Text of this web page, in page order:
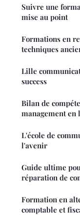
Suivre une
mise au point
Formations en
techniques
Lille
success
Bilan de
management en
L'école de
l'avenir
Guide ultime
réparation de
Formation en
comptable et